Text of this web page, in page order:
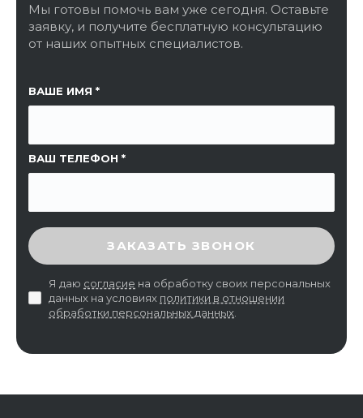
Мы готовы помочь вам уже сегодня. Оставьте
заявку, и получите бесплатную консультацию
от наших опытных специалистов.
ВАШЕ ИМЯ
ВАШ ТЕЛЕФОН
ССЫЛКА НА СТРАНИЦУ
ВВЕДИТЕ ПРОВЕРОЧНЫЙ КОД
ЗАКАЗАТЬ ЗВОНОК
Я даю согласие на обработку своих персональных
данных на условиях политики в отношении
обработки персональных данных